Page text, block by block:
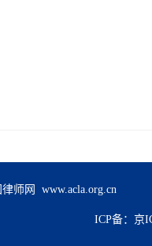
师网 www.acla.org.cn
ICP备：京